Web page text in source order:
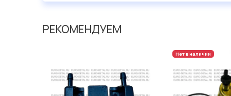
РЕКОМЕНДУЕМ
Нет в наличии